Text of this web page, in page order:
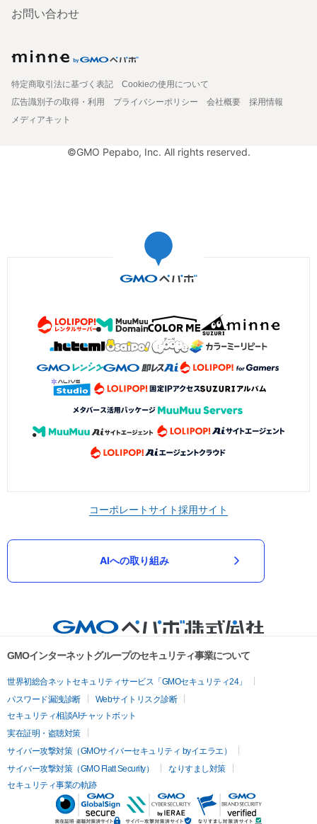
お問い合わせ
特定商取引法に基づく表記
Cookieの使用について
広告識別子の取得・利用
プライバシーポリシー 会社概要
採用情報
メディアキット
©GMO Pepabo, Inc. All rights reserved.
コーポレートサイト採用サイト
AIへの取り組み
GMOインターネットグループのセキュリティ事業について
世界初総合ネットセキュリティサービス「GMOセキュリティ24」
パスワード漏洩診断
Webサイトリスク診断
セキュリティ相談AIチャットボット
実在証明・盗聴対策
サイバー攻撃対策（GMOサイバーセキュリティ byイエラエ）
サイバー攻撃対策（GMO Flatt Security）
なりすまし対策
セキュリティ事業の軌跡